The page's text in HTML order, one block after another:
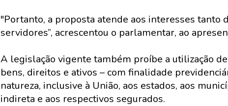
"Portanto, a proposta atende aos interesses tanto
servidores”, acrescentou o parlamentar, ao
A legislação vigente também proíbe a utilização
bens, direitos e ativos – com finalidade
natureza, inclusive à União, aos estados, aos
indireta e aos respectivos segurados.